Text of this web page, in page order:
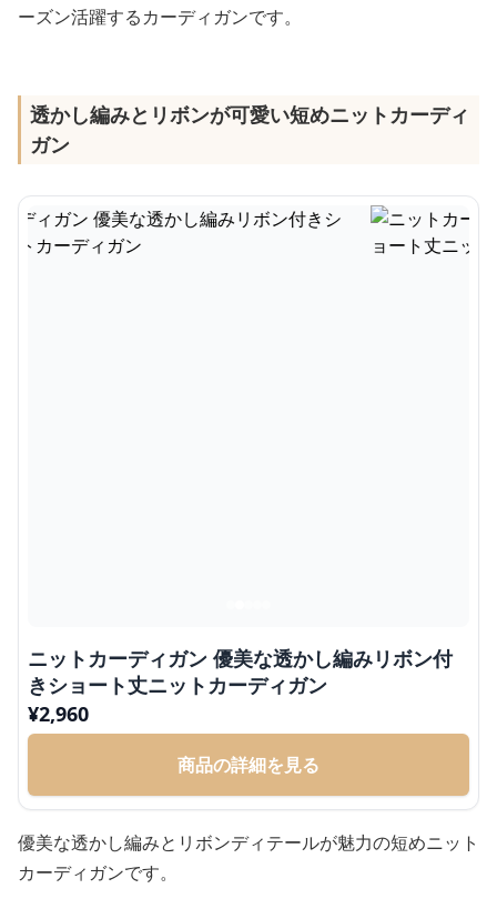
ーズン活躍するカーディガンです。
透かし編みとリボンが可愛い短めニットカーディ
ガン
ニットカーディガン 優美な透かし編みリボン付
きショート丈ニットカーディガン
¥2,960
商品の詳細を見る
優美な透かし編みとリボンディテールが魅力の短めニット
カーディガンです。